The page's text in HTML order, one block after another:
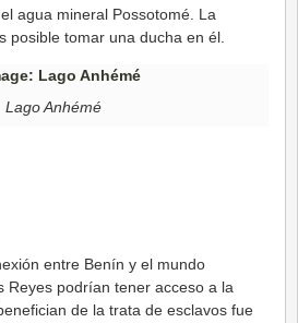
agua mineral Possotomé. La
posible tomar una ducha en él.
Lago Anhémé
entre Benín y el mundo
Reyes podrían tener acceso a la
de la trata de esclavos fue